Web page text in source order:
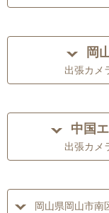
岡
出張カメ
中国
出張カメ
岡山県岡山市南